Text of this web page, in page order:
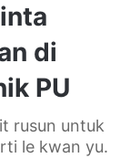
di
PU
rusun untuk
le kwan yu.